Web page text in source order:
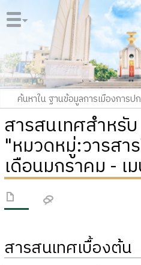
สารสนเทศสำหรับ
"หมวดหมู่:วารสา
เดือนมกราคม - เ
สารสนเทศเบื้องต้น